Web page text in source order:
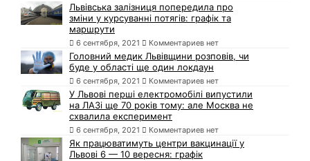
Львівська залізниця попередила про
зміни у курсуванні потягів: графік та
маршрути
6 сентября, 2021 Комментариев нет
Головний медик Львівщини розповів, чи
буде у області ще один локдаун
6 сентября, 2021 Комментариев нет
У Львові перші електромобілі випустили
на ЛАЗі ще 70 років тому: але Москва не
схвалила експеримент
6 сентября, 2021 Комментариев нет
Як працюватимуть центри вакцинації у
Львові 6 — 10 вересня: графік